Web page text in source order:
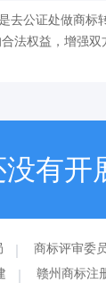
去公证处做商
法权益，增强双
有开
商标评审委
赣州商标注